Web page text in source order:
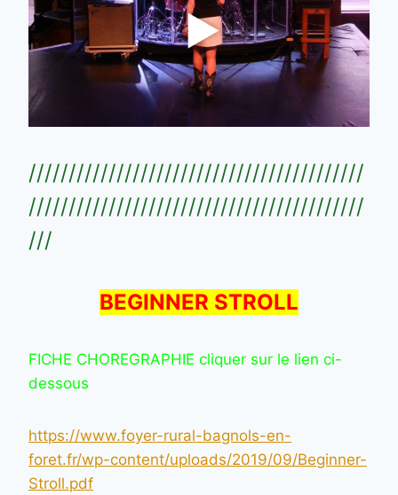
//////////////////////////////////////////
//////////////////////////////////////////
///
BEGINNER STROLL
FICHE CHOREGRAPHIE cliquer sur le lien ci-
dessous
https://www.foyer-rural-bagnols-en-
foret.fr/wp-content/uploads/2019/09/Beginner-
Stroll.pdf